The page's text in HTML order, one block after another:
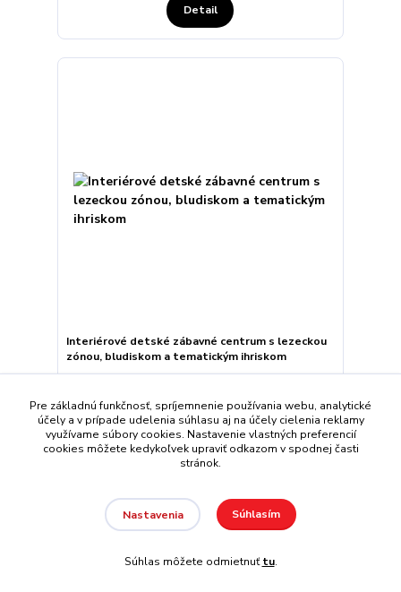
Detail
Interiérové detské zábavné centrum s lezeckou
zónou, bludiskom a tematickým ihriskom
Detail
Pre základnú funkčnosť, spríjemnenie používania webu, analytické
účely a v prípade udelenia súhlasu aj na účely cielenia reklamy
využívame súbory cookies. Nastavenie vlastných preferencií
cookies môžete kedykoľvek upraviť odkazom v spodnej časti
stránok.
Nastavenia Súhlasím
Súhlas môžete odmietnuťtu.